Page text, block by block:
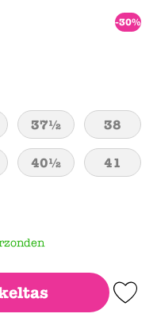
-30%
37½ 38
40½ 41
Add to